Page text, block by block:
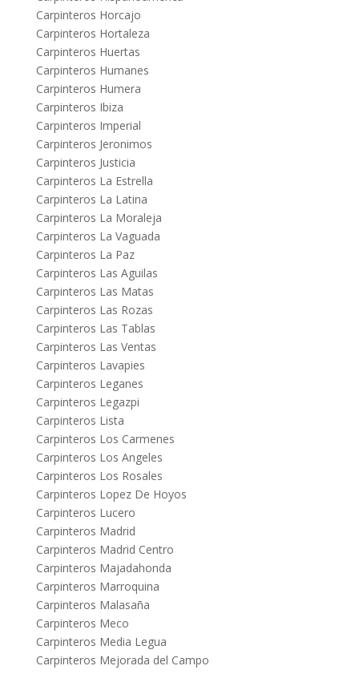
Carpinteros Horcajo
Carpinteros Hortaleza
Carpinteros Huertas
Carpinteros Humanes
Carpinteros Humera
Carpinteros Ibiza
Carpinteros Imperial
Carpinteros Jeronimos
Carpinteros Justicia
Carpinteros La Estrella
Carpinteros La Latina
Carpinteros La Moraleja
Carpinteros La Vaguada
Carpinteros La Paz
Carpinteros Las Aguilas
Carpinteros Las Matas
Carpinteros Las Rozas
Carpinteros Las Tablas
Carpinteros Las Ventas
Carpinteros Lavapies
Carpinteros Leganes
Carpinteros Legazpi
Carpinteros Lista
Carpinteros Los Carmenes
Carpinteros Los Angeles
Carpinteros Los Rosales
Carpinteros Lopez De Hoyos
Carpinteros Lucero
Carpinteros Madrid
Carpinteros Madrid Centro
Carpinteros Majadahonda
Carpinteros Marroquina
Carpinteros Malasaña
Carpinteros Meco
Carpinteros Media Legua
Carpinteros Mejorada del Campo